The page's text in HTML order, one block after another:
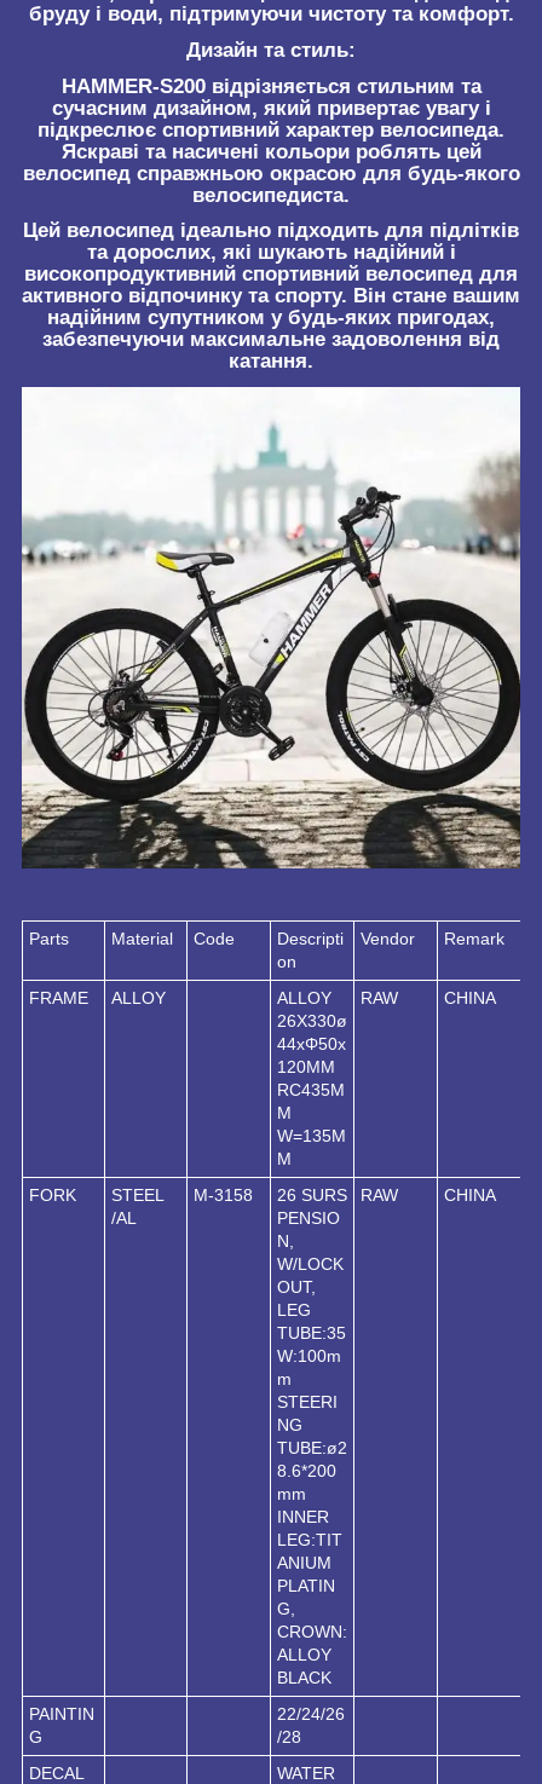
бруду і води, підтримуючи чистоту та комфорт.
Дизайн та стиль:
HAMMER-S200 відрізняється стильним та
сучасним дизайном, який привертає увагу і
підкреслює спортивний характер велосипеда.
Яскраві та насичені кольори роблять цей
велосипед справжньою окрасою для будь-якого
велосипедиста.
Цей велосипед ідеально підходить для підлітків
та дорослих, які шукають надійний і
високопродуктивний спортивний велосипед для
активного відпочинку та спорту. Він стане вашим
надійним супутником у будь-яких пригодах,
забезпечуючи максимальне задоволення від
катання.
Parts Material Code
Descripti
on
Vendor Remark
FRAME ALLOY
ALLOY
26X330ø
44xΦ50x
120MM
RC435M
M
W=135M
M
RAW CHINA
FORK
STEEL
/AL
M-3158
26 SURS
PENSIO
N,
W/LOCK
OUT,
LEG
TUBE:35
W:100m
m
STEERI
NG
TUBE:ø2
8.6*200
mm
INNER
LEG:TIT
ANIUM
PLATIN
G,
CROWN:
ALLOY
BLACK
RAW CHINA
PAINTIN
G
22/24/26
/28
DECAL
WATER